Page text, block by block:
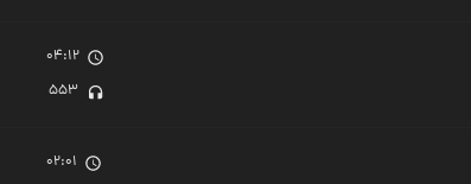
04:12
553
02:01